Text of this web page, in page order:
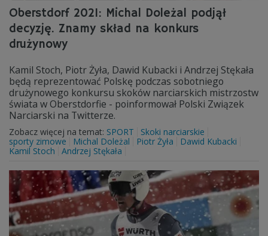
Oberstdorf 2021: Michal Doleżal podjął
decyzję. Znamy skład na konkurs
drużynowy
Kamil Stoch, Piotr Żyła, Dawid Kubacki i Andrzej Stękała
będą reprezentować Polskę podczas sobotniego
drużynowego konkursu skoków narciarskich mistrzostw
świata w Oberstdorfie - poinformował Polski Związek
Narciarski na Twitterze.
Zobacz więcej na temat: SPORT
Skoki narciarskie
sporty zimowe
Michal Doleżal Piotr Żyła
Dawid Kubacki
Kamil Stoch
Andrzej Stękała